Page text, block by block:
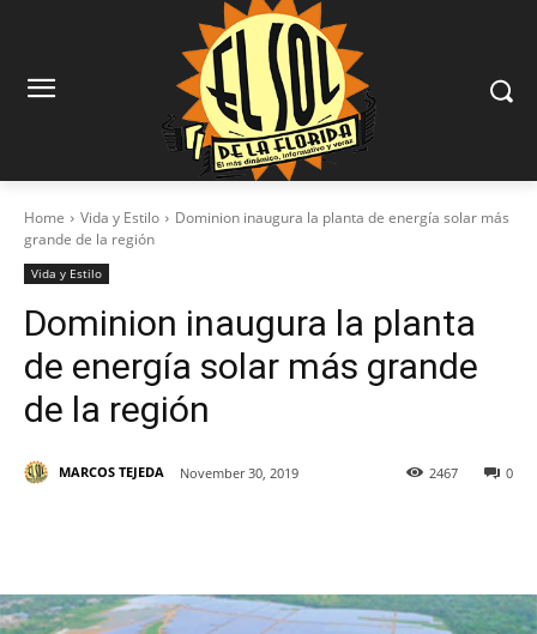
Home Vida y Estilo
Dominion inaugura la planta de energía solar más
grande de la región
Vida y Estilo
Dominion inaugura la planta
de energía solar más grande
de la región
MARCOS TEJEDA November 30, 2019 0
2467